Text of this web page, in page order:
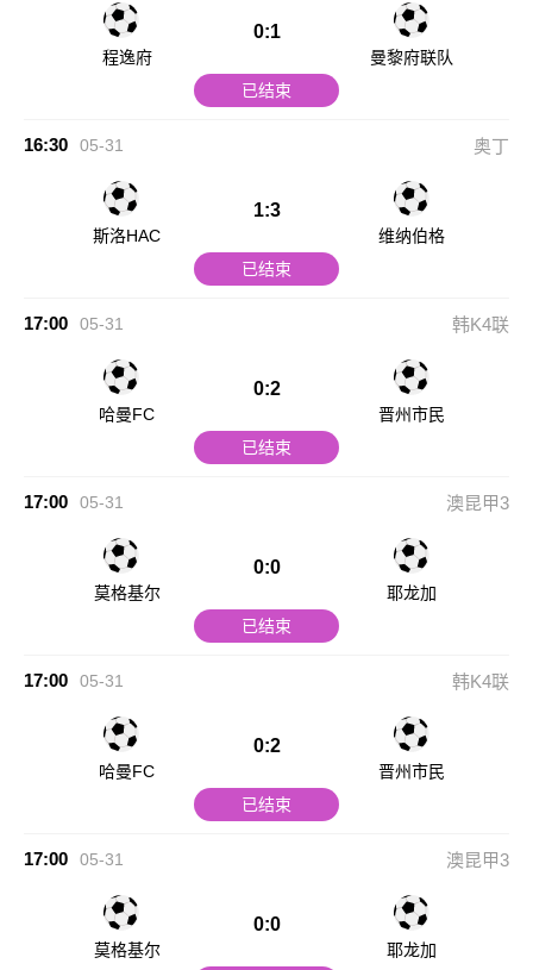
程逸府
0:1
曼黎府联队
已结束
16:30 05-31 奥丁
斯洛HAC
1:3
维纳伯格
已结束
17:00 05-31 韩K4联
哈曼FC
0:2
晋州市民
已结束
17:00 05-31 澳昆甲3
莫格基尔
0:0
耶龙加
已结束
17:00 05-31 韩K4联
哈曼FC
0:2
晋州市民
已结束
17:00 05-31 澳昆甲3
莫格基尔
0:0
耶龙加